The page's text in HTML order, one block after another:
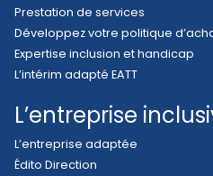
Prestation de services
Développez votre politique
Expertise inclusion et handicap
L’intérim adapté EATT
L’entreprise
L’entreprise adaptée
Édito Direction